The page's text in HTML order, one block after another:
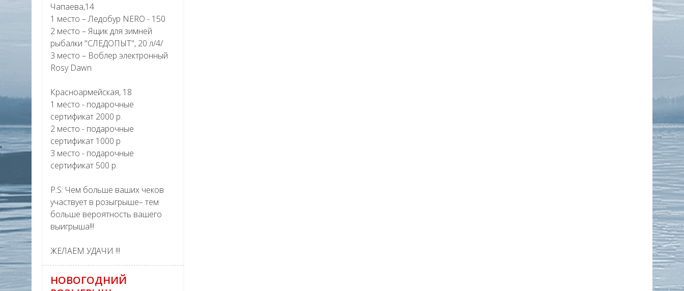
Чапаева,14
1 место – Ледобур NERO - 150
2 место – Ящик для зимней
рыбалки "СЛЕДОПЫТ", 20 л/4/
3 место – Воблер электронный
Rosy Dawn
Красноармейская, 18
1 место - подарочные
сертификат 2000 р.
2 место - подарочные
сертификат 1000 р
3 место - подарочные
сертификат 500 р.
P.S: Чем больше ваших чеков
участвует в розыгрыше– тем
больше вероятность вашего
выигрыша!!!
ЖЕЛАЕМ УДАЧИ !!!
НОВОГОДНИЙ